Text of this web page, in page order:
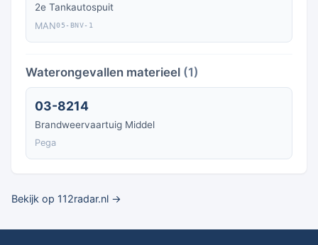
2e Tankautospuit
MAN05-BNV-1
Waterongevallen materieel (1)
03-8214
Brandweervaartuig Middel
Pega
Bekijk op 112radar.nl →